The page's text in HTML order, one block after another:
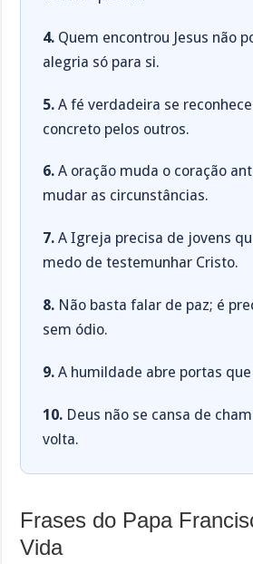
4. Quem encontrou Jesus não
alegria só para si.
5. A fé verdadeira se
concreto pelos outros.
6. A oração muda o coração
mudar as circunstâncias.
7. A Igreja precisa de jovens
medo de testemunhar Cristo.
8. Não basta falar de paz; é
sem ódio.
9. A humildade abre portas
10. Deus não se cansa de
volta.
Frases do Papa
Vida